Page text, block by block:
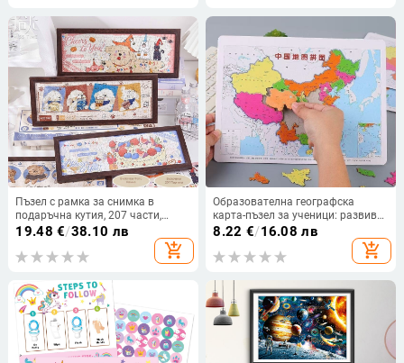
играчки Детска градина
Събиране и изваждане
Пъзел с рамка за снимка в
подаръчна кутия, 207 части,
хартия, за DIY, персонализирани
19.48 €/38.10 лв
add_shopping_cart
Образователна географска
карта-пъзел за ученици: развива
познавателни географски знания
и практически умения; Материал:
хартия; Категория: плосък пъзел;
играчка
8.22 €/16.08 лв
add_shopping_cart